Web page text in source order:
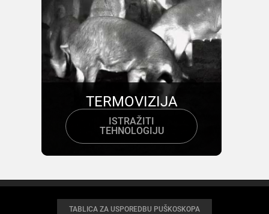
TERMOVIZIJA
ISTRAŽITI
TEHNOLOGIJU
TABLICA ZA USPOREDBU PUŠKOSKOPA